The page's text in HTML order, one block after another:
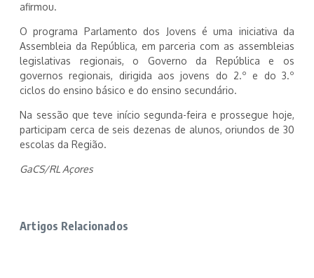
afirmou.
O programa Parlamento dos Jovens é uma iniciativa da
Assembleia da República, em parceria com as assembleias
legislativas regionais, o Governo da República e os
governos regionais, dirigida aos jovens do 2.º e do 3.º
ciclos do ensino básico e do ensino secundário.
Na sessão que teve início segunda-feira e prossegue hoje,
participam cerca de seis dezenas de alunos, oriundos de 30
escolas da Região.
GaCS/RL Açores
Artigos Relacionados